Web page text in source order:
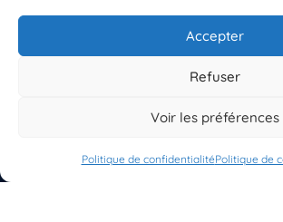
Accepter
Refuser
Voir les préférences
Politique de confidentialitéPolitique de
PLANÈTE MER